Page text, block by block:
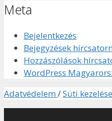
Meta
Bejelentkezés
Bejegyzések
Hozzászólások
WordPress
Adatvédelem/Süti kezelése